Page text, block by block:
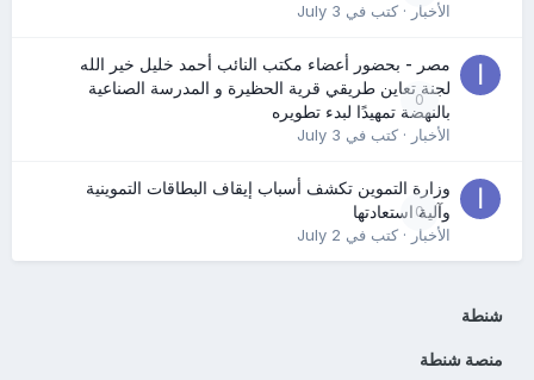
الأخبار· كتب في July 3
0
مصر - بحضور أعضاء مكتب النائب أحمد خليل خير الله
لجنة تعاين طريقي قرية الحظيرة و المدرسة الصناعية
بالنهضة تمهيدًا لبدء تطويره
الأخبار· كتب في July 3
0
وزارة التموين تكشف أسباب إيقاف البطاقات التموينية
وآلية استعادتها
الأخبار· كتب في July 2
شنطة
منصة شنطة